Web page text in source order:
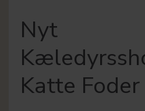
Nyt
Katte Foder